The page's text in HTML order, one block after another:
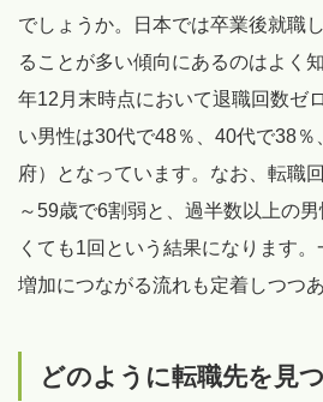
でしょうか。日本では卒業後就職
ることが多い傾向にあるのはよく
年12月末時点において退職回数ゼ
い男性は30代で48％、40代で38％
府）となっています。なお、転職
～59歳で6割弱と、過半数以上の
くても1回という結果になります
増加につながる流れも定着しつつ
どのように転職先を見